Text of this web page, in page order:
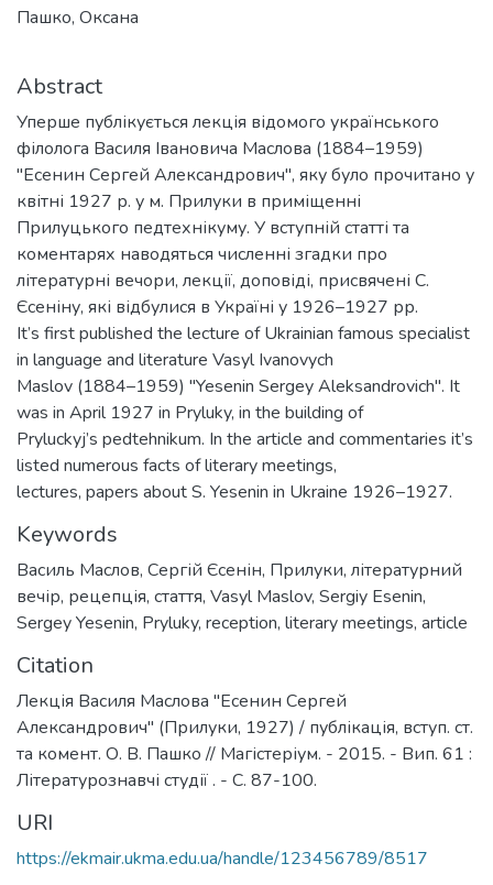
Пашко, Оксана
Abstract
Уперше публікується лекція відомого українського
філолога Василя Івановича Маслова (1884–1959)
"Есенин Сергей Александрович", яку було прочитано у
квітні 1927 р. у м. Прилуки в приміщенні
Прилуцького педтехнікуму. У вступній статті та
коментарях наводяться численні згадки про
літературні вечори, лекції, доповіді, присвячені С.
Єсеніну, які відбулися в Україні у 1926–1927 рр.
It’s first published the lecture of Ukrainian famous specialist
in language and literature Vasyl Ivanovych
Maslov (1884–1959) "Yesenin Sergey Aleksandrovich". It
was in April 1927 in Pryluky, in the building of
Pryluсkyj’s pedtehnikum. In the article and commentaries it’s
listed numerous facts of literary meetings,
lectures, papers about S. Yesenin in Ukraine 1926–1927.
Keywords
Василь Маслов, Сергій Єсенін, Прилуки, літературний
вечір, рецепція, стаття, Vasyl Maslov, Sergiy Esenin,
Sergey Yesenin, Pryluky, reception, literary meetings, article
Citation
Лекція Василя Маслова "Есенин Сергей
Александрович" (Прилуки, 1927) / публікація, вступ. ст.
та комент. О. В. Пашко // Магістеріум. - 2015. - Вип. 61 :
Літературознавчі студії . - С. 87-100.
URI
https://ekmair.ukma.edu.ua/handle/123456789/8517